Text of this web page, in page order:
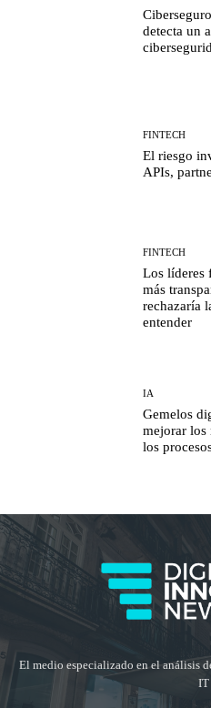
detecta un
FINTECH
El riesgo
APIs,
FINTECH
Los líderes
más
rechazaría
entender
IA
Gemelos
mejorar los
los
El medio especializado en el análisis
IT